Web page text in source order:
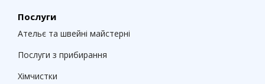
Послуги
Ательє та швейні майстерні
Послуги з прибирання
Хімчистки